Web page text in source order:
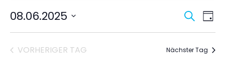
Suche
und
SUCHE
TAG
08.06.2025
wählen.
VORHERIGER TAG
Nächster Tag